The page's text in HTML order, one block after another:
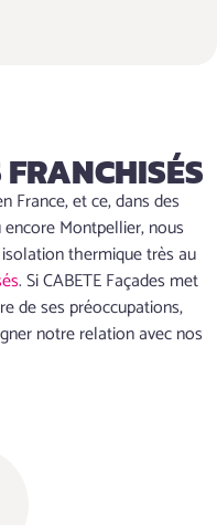
France, et ce, dans des
Montpellier, nous
thermique très au
. Si CABETE Façades met
de ses préoccupations,
notre relation avec nos